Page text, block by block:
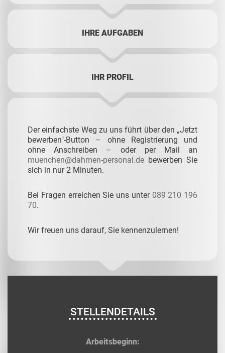
IHRE AUFGABEN
IHR PROFIL
Der einfachste Weg zu uns führt über den „Jetzt
bewerben"-Button – ohne Registrierung und
ohne Anschreiben – oder per Mail an
muenchen@dahmen-personal.de bewerben Sie
sich in nur 2 Minuten.
Bei Fragen erreichen Sie uns unter 089 210 196
70.
Wir freuen uns darauf, Sie kennenzulernen!
STELLENDETAILS
Arbeitsbeginn: